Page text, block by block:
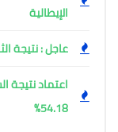
الإيطالية
عاجل : نتيجة
اعتماد نتيجة
54.18%